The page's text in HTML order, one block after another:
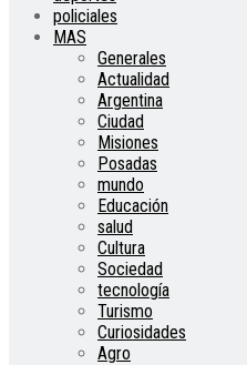
policiales
MAS
Generales
Actualidad
Argentina
Ciudad
Misiones
Posadas
mundo
Educación
salud
Cultura
Sociedad
tecnología
Turismo
Curiosidades
Agro